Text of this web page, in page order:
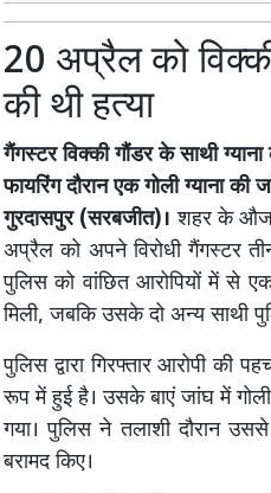
20 अप्रैल को
की थी हत्या
गैंगस्टर विक्की गौंडर के साथी ग्याना
फायरिंग दौरान एक गोली ग्याना की
गुरदासपुर (सरबजीत)। शहर के
अप्रैल को अपने विरोधी गैंगस्टर
पुलिस को वांछित आरोपियों में से
मिली, जबकि उसके दो अन्य साथी
पुलिस द्वारा गिरफ्तार आरोपी की
रूप में हुई है। उसके बाएं जांघ में
गया। पुलिस ने तलाशी दौरान
बरामद किए।